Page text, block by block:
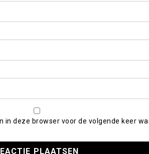
in deze browser voor de volgende keer